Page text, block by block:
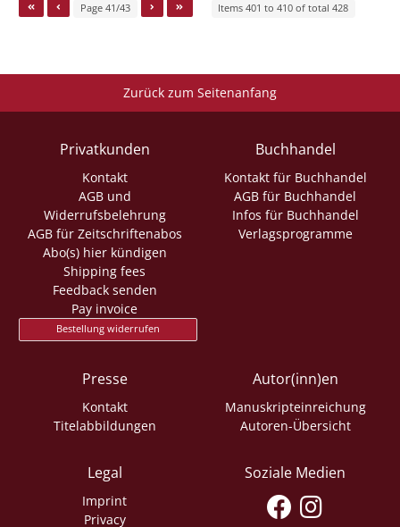
Page 41/43 Items 401 to 410 of total 428
Zurück zum Seitenanfang
Privatkunden
Kontakt
AGB und
Widerrufsbelehrung
AGB für Zeitschriftenabos
Abo(s) hier kündigen
Shipping fees
Feedback senden
Pay invoice
Bestellung widerrufen
Buchhandel
Kontakt für Buchhandel
AGB für Buchhandel
Infos für Buchhandel
Verlagsprogramme
Presse
Kontakt
Titelabbildungen
Autor(inn)en
Manuskripteinreichung
Autoren-Übersicht
Legal
Imprint
Privacy
Soziale Medien